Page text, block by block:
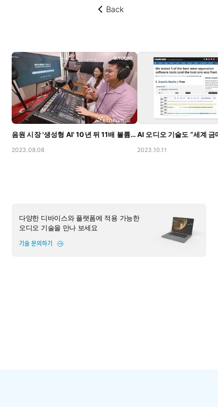
뒤로가기
Back
음원 시장 '생성형 AI' 10년 뒤 11배 볼륨 키운다 - 가우디오랩 각광
2023.08.08 2023.10.11
다양한 디바이스와 플랫폼에 적용 가능한
오디오 기술을 만나 보세요
기술 문의하기